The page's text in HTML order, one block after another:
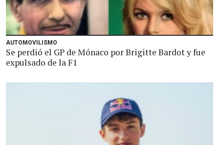
AUTOMOVILISMO
Se perdió el GP de Mónaco por Brigitte Bardot y fue
expulsado de la F1